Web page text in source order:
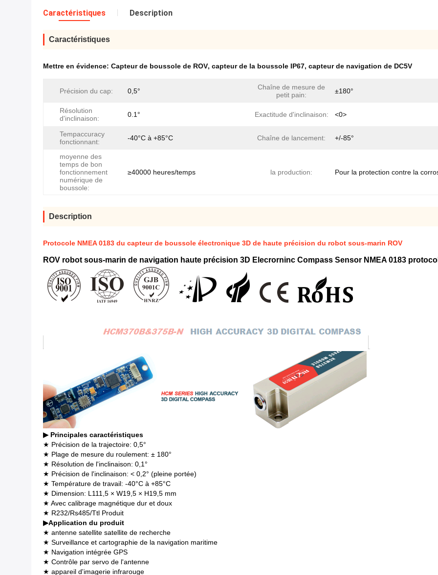
Caractéristiques Description
Caractéristiques
Mettre en évidence: Capteur de boussole de ROV, capteur de la boussole IP67, capteur de navigation de DC5V
Précision du cap: 0,5°
Chaîne de mesure de
petit pain:
±180°
Résolution
d'inclinaison:
0.1° Exactitude d'inclinaison: <0>
Tempaccuracy
fonctionnant:
-40°C à +85°C Chaîne de lancement: +/-85°
moyenne des
temps de bon
fonctionnement
numérique de
boussole:
≥40000 heures/temps la production: Pour la protection contre la
Description
Protocole NMEA 0183 du capteur de boussole électronique 3D de haute précision du robot sous-marin ROV
ROV robot sous-marin de navigation haute précision 3D Elecrorninc Compass Sensor NMEA 0183
▶ Principales caractéristiques
★ Précision de la trajectoire: 0,5°
★ Plage de mesure du roulement: ± 180°
★ Résolution de l'inclinaison: 0,1°
★ Précision de l'inclinaison: < 0,2° (pleine portée)
★ Température de travail: -40°C à +85°C
★ Dimension: L111,5 × W19,5 × H19,5 mm
★ Avec calibrage magnétique dur et doux
★ R232/Rs485/Ttl Produit
▶Application du produit
★ antenne satellite satellite de recherche
★ Surveillance et cartographie de la navigation maritime
★ Navigation intégrée GPS
★ Contrôle par servo de l'antenne
★ appareil d'imagerie infrarouge